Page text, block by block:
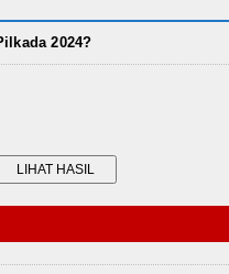
2024?